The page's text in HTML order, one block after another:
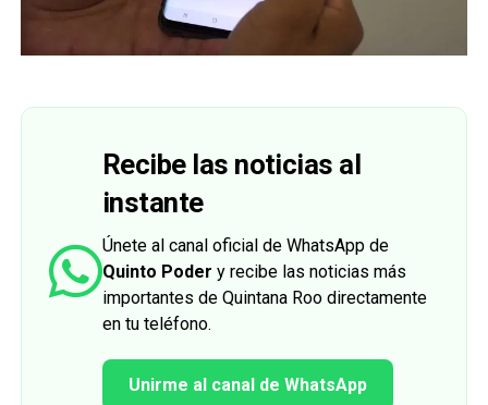
Recibe las noticias al
instante
Únete al canal oficial de WhatsApp de
Quinto Poder y recibe las noticias más
importantes de Quintana Roo directamente
en tu teléfono.
Unirme al canal de WhatsApp